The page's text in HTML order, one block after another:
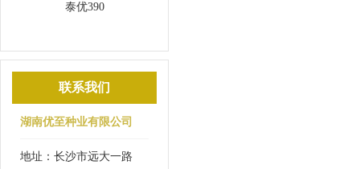
泰优390
联系我们
湖南优至种业有限公司
地址：长沙市远大一路